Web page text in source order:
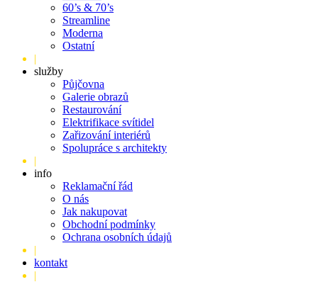
60’s & 70’s
Streamline
Moderna
Ostatní
|
služby
Půjčovna
Galerie obrazů
Restaurování
Elektrifikace svítidel
Zařizování interiérů
Spolupráce s architekty
|
info
Reklamační řád
O nás
Jak nakupovat
Obchodní podmínky
Ochrana osobních údajů
|
kontakt
|